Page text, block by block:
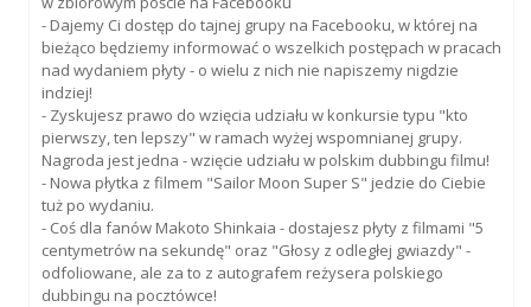
- Dajemy Ci dostęp do tajnej grupy na Facebooku, w której na
bieżąco będziemy informować o wszelkich postępach w pracach
nad wydaniem płyty - o wielu z nich nie napiszemy nigdzie
indziej!
- Zyskujesz prawo do wzięcia udziału w konkursie typu "kto
pierwszy, ten lepszy" w ramach wyżej wspomnianej grupy.
Nagroda jest jedna - wzięcie udziału w polskim dubbingu filmu!
- Nowa płytka z filmem "Sailor Moon Super S" jedzie do Ciebie
tuż po wydaniu.
- Coś dla fanów Makoto Shinkaia - dostajesz płyty z filmami "5
centymetrów na sekundę" oraz "Głosy z odległej gwiazdy" -
odfoliowane, ale za to z autografem reżysera polskiego
dubbingu na pocztówce!